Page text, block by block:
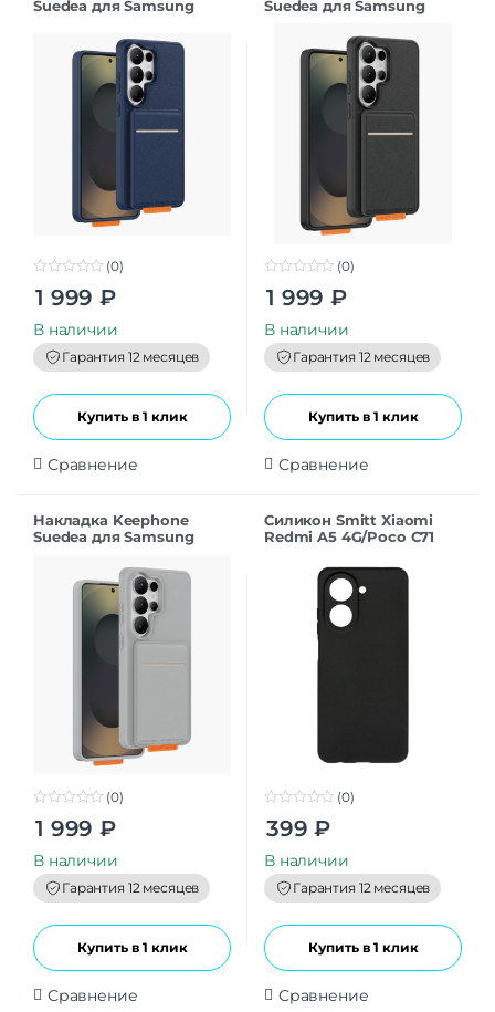
Suedea для Samsung
t
o
f
5
(0)
1 999 ₽
В наличии
Гарантия 12 месяцев
Купить в 1 клик
Сравнение
Suedea для Samsung
t
o
f
5
(0)
1 999 ₽
В наличии
Гарантия 12 месяцев
Купить в 1 клик
Сравнение
Накладка Keephone
Suedea для Samsung
t
o
f
5
(0)
1 999 ₽
В наличии
Гарантия 12 месяцев
Купить в 1 клик
Сравнение
Силикон Smitt Xiaomi
Redmi A5 4G/Poco C71
o
t
o
f
5
(0)
399 ₽
В наличии
Гарантия 12 месяцев
Купить в 1 клик
Сравнение